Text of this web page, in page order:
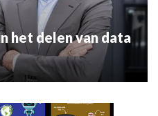
het delen van data